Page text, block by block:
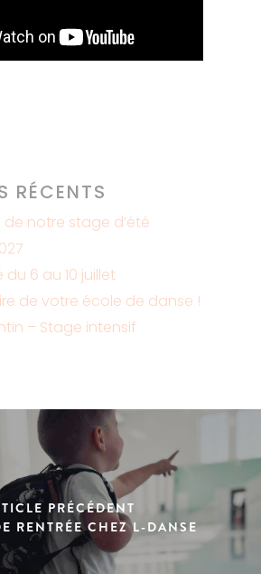
RÉCENTS
de notre stage d’été
du 6 au 10 juillet
de votre école de danse !
– Stage intensif
PRÉCÉDENT
RENTRÉE CHEZ L-DANSE